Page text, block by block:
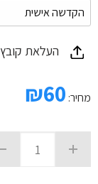
העלאת קובץ
מחיר: ₪60